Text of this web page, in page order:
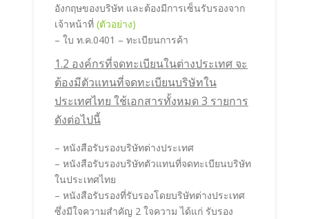
อังกฤษของบริษัท และต้องมีการเซ็นรับรองจาก
เจ้าหน้าที่ (ตัวอย่าง)
– ใบ ท.ค.0401 – ทะเบียนการค้า
1.2 องค์กรที่จดทะเบียนในต่างประเทศ จะ
ต้องมีตัวแทนที่จดทะเบียนบริษัทใน
ประเทศไทย ใช้เอกสารทั้งหมด 3 รายการ
ดังต่อไปนี้
– หนังสือรับรองบริษัทต่างประเทศ
– หนังสือรับรองบริษัทตัวแทนที่จดทะเบียนบริษัท
ในประเทศไทย
– หนังสือรับรองที่รับรองโดยบริษัทต่างประเทศ
ซึ่งมีใจความสำคัญ 2 ใจความ ได้แก่ รับรอง